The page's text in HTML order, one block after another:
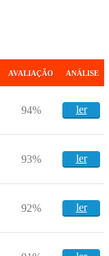
AVALIAÇÃO ANÁLISE
94% ler
93% ler
92% ler